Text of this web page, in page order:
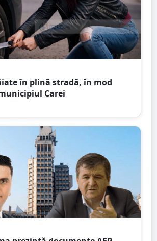
în plină stradă, în mod
Carei